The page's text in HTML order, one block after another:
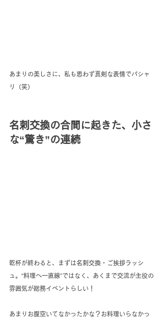
あまりの美しさに、私も思わず真剣な表情でパシャ
リ（笑）
名刺交換の合間に起きた、小さ
な“驚き”の連続
乾杯が終わると、まずは名刺交換・ご挨拶ラッシ
ュ。“料理へ一直線”ではなく、あくまで交流が主役の
雰囲気が総務イベントらしい！
あまりお腹空いてなかったかな？お料理いらなかっ